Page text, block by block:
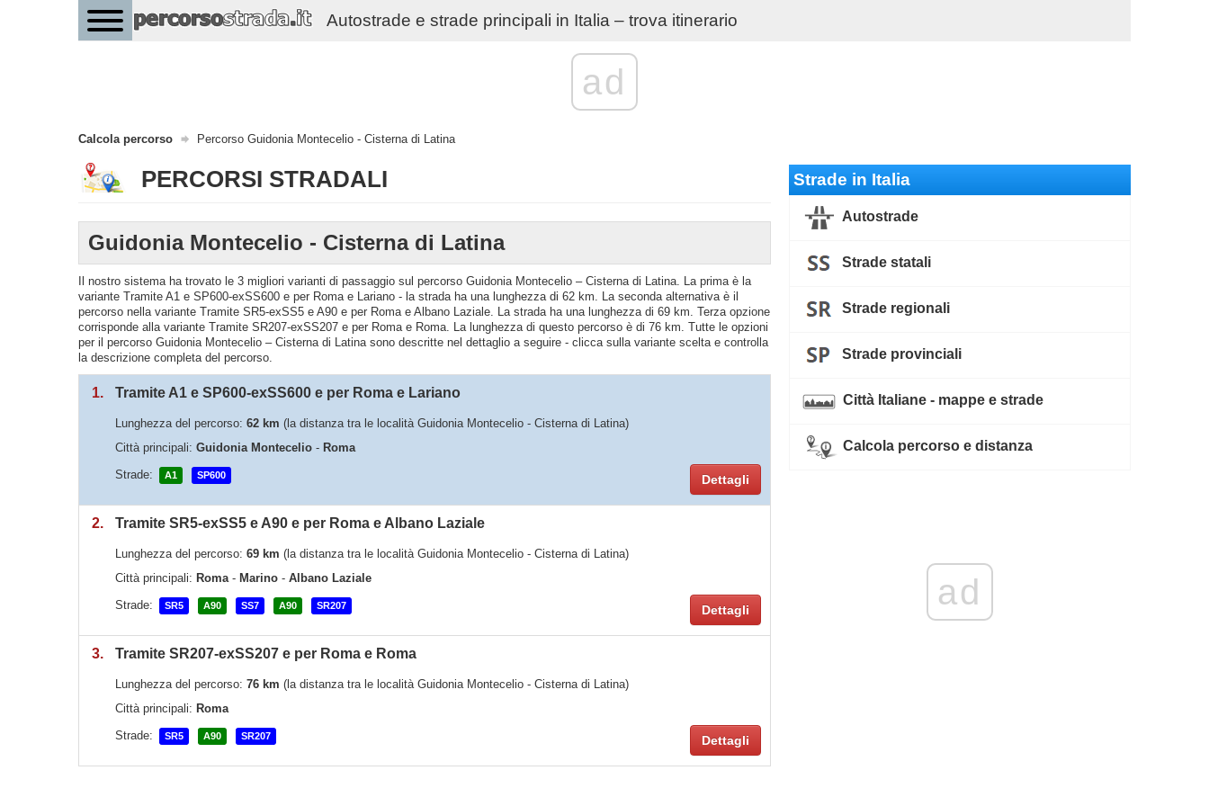
Autostrade e strade principali in Italia – trova itinerario
ad
Calcola percorso Percorso Guidonia Montecelio - Cisterna di Latina
PERCORSI STRADALI
Guidonia Montecelio - Cisterna di Latina
Il nostro sistema ha trovato le 3 migliori varianti di passaggio sul percorso Guidonia Montecelio – Cisterna di Latina. La prima è la
variante Tramite A1 e SP600-exSS600 e per Roma e Lariano - la strada ha una lunghezza di 62 km. La seconda alternativa è il
percorso nella variante Tramite SR5-exSS5 e A90 e per Roma e Albano Laziale. La strada ha una lunghezza di 69 km. Terza opzione
corrisponde alla variante Tramite SR207-exSS207 e per Roma e Roma. La lunghezza di questo percorso è di 76 km. Tutte le opzioni
per il percorso Guidonia Montecelio – Cisterna di Latina sono descritte nel dettaglio a seguire - clicca sulla variante scelta e controlla
la descrizione completa del percorso.
1. Tramite A1 e SP600-exSS600 e per Roma e Lariano
Lunghezza del percorso: 62 km (la distanza tra le località Guidonia Montecelio - Cisterna di Latina)
Città principali: Guidonia Montecelio - Roma
Strade:
A1 SP600 Dettagli
2. Tramite SR5-exSS5 e A90 e per Roma e Albano Laziale
Lunghezza del percorso: 69 km (la distanza tra le località Guidonia Montecelio - Cisterna di Latina)
Città principali: Roma- Marino - Albano Laziale
Strade:
SR5 A90 SS7 A90 SR207 Dettagli
3. Tramite SR207-exSS207 e per Roma e Roma
Lunghezza del percorso: 76 km (la distanza tra le località Guidonia Montecelio - Cisterna di Latina)
Città principali: Roma
Strade:
SR5 A90 SR207 Dettagli
Strade in Italia
Autostrade
Strade statali
Strade regionali
Strade provinciali
Città Italiane - mappe e strade
Calcola percorso e distanza
ad